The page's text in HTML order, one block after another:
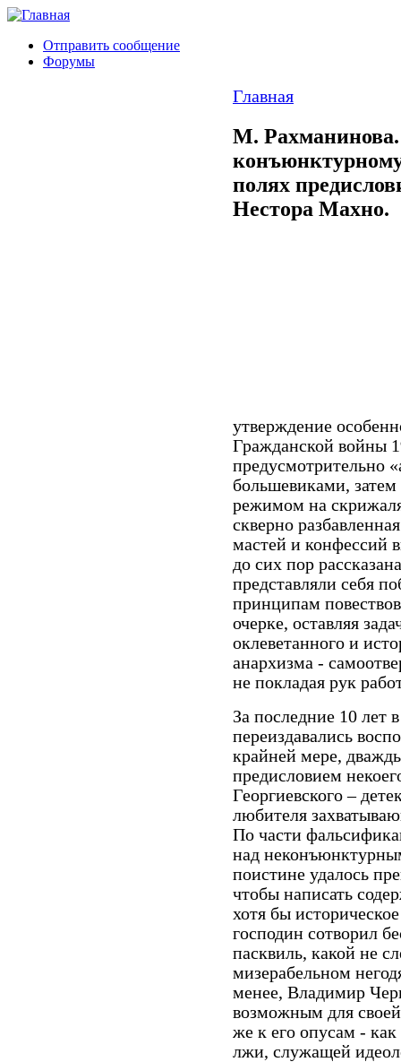
Отправить сообщение
Форумы
Главная
М.
полях
Нестора Махно.
утверждение
Гражданской войны
предусмотрительно
большевиками,
режимом на
скверно
мастей и конфессий
до сих пор
представляли себя
принципам
очерке, оставляя
оклеветанного и
анархизма -
не покладая рук
За последние 10 лет
переиздавались
крайней мере,
предисловием
Георгиевского –
любителя
По части
над
поистине удалось
чтобы написать
хотя бы
господин сотворил
пасквиль, какой не
мизерабельном
менее, Владимир
возможным для
же к его опусам -
лжи, служащей